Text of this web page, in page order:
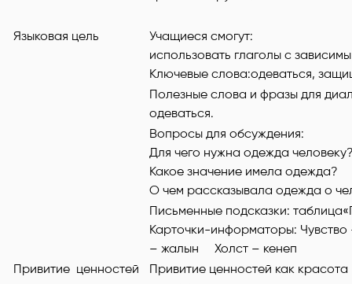
Языковая цель
Учащиеся смогут:
использовать глаголы с
Ключевые слова:одеваться,
Полезные слова и фразы для
одеваться.
Вопросы для обсуждения:
Для чего нужна одежда
Какое значение имела одежда?
О чем рассказывала одежда о
Письменные подсказки:
Карточки-информаторы:
– жалын Холст – кенеп
Привитие ценностей
Привитие ценностей как красота